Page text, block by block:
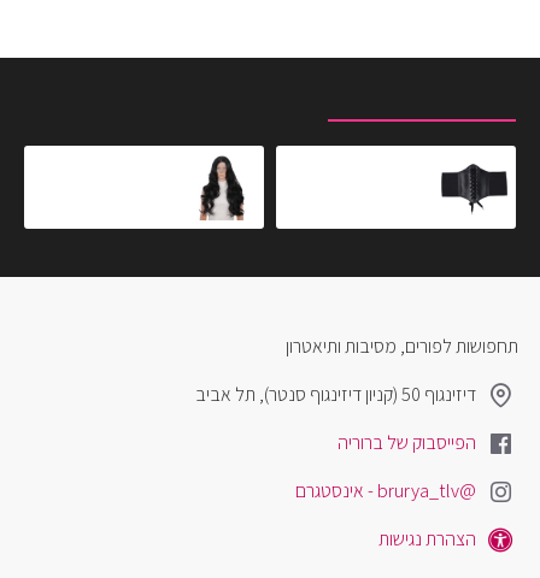
תחפושות לפורים, מסיבות ותיאטרון
דיזינגוף 50 (קניון דיזינגוף סנטר), תל אביב
הפייסבוק של ברוריה
@brurya_tlv - אינסטגרם
הצהרת נגישות